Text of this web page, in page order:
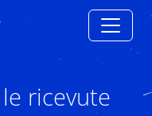
ricevute